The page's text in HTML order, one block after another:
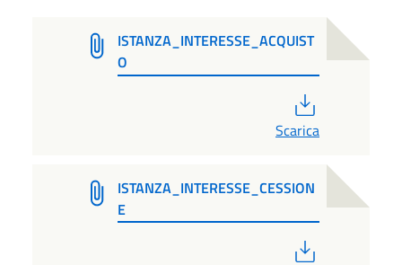
ISTANZA_INTERESSE_ACQUIST
O
Scarica
ISTANZA_INTERESSE_CESSION
E